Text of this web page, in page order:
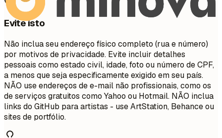
Evite isto
Não inclua seu endereço físico completo (rua e número)
por motivos de privacidade. Evite incluir detalhes
pessoais como estado civil, idade, foto ou número de CPF,
a menos que seja especificamente exigido em seu país.
NÃO use endereços de e-mail não profissionais, como os
de serviços gratuitos como Yahoo ou Hotmail. NÃO inclua
links do GitHub para artistas - use ArtStation, Behance ou
sites de portfólio.